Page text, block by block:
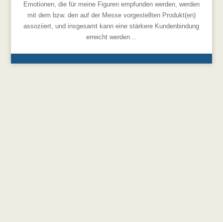
Emotionen, die für meine Figuren empfunden werden, werden
mit dem bzw. den auf der Messe vorgestellten Produkt(en)
assoziiert, und insgesamt kann eine stärkere Kundenbindung
erreicht werden…